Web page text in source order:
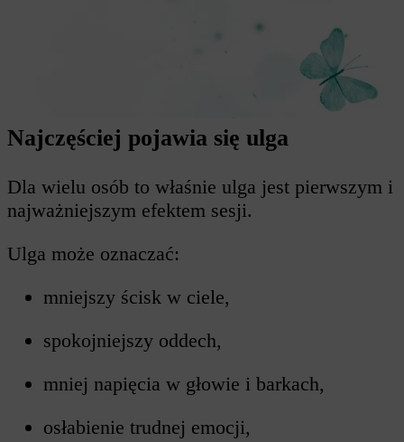
Najczęściej pojawia się ulga
Dla wielu osób to właśnie ulga jest pierwszym i
najważniejszym efektem sesji.
Ulga może oznaczać:
mniejszy ścisk w ciele,
spokojniejszy oddech,
mniej napięcia w głowie i barkach,
osłabienie trudnej emocji,